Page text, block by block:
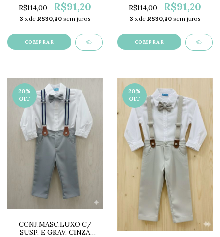
R$114,00
R$91,20
3 x de R$30,40 sem juros
COMPRAR
R$114,00
R$91,20
3 x de R$30,40 sem juros
COMPRAR
20%
OFF
CONJ.MASC.LUXO C/
SUSP. E GRAV. CINZA
20%
OFF